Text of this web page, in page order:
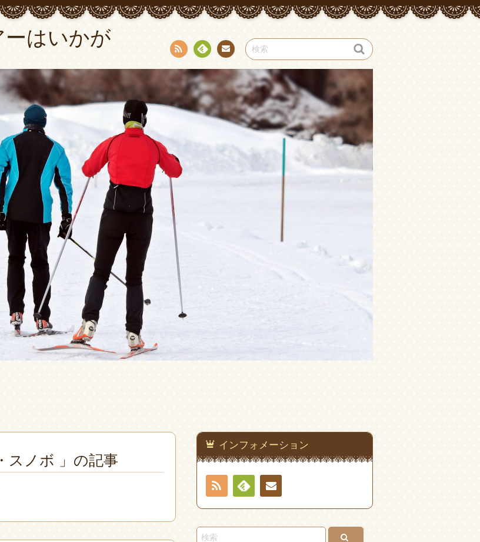
はいかが
RSS Fee
dly
い合
スノボ 」の記事
インフォメーション
RSS
Feedlyお問
い合